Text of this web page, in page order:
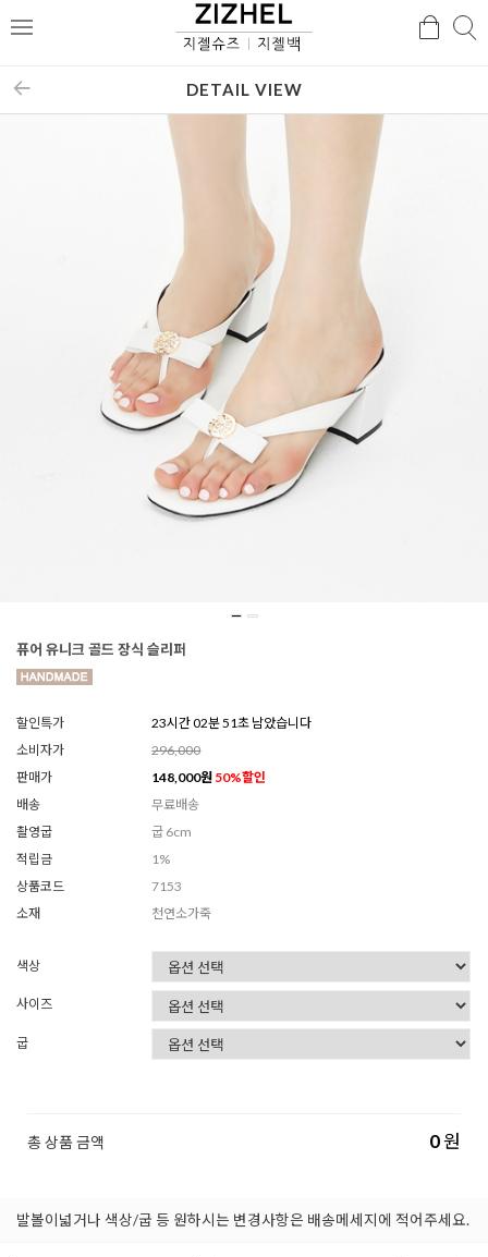
메
검
DETAIL VIEW
퓨어 유니크 골드 장식 슬리퍼
할인특가
23시간 02분 49초 남았습니다
소비자가
296,000
판매가
148,000원 50%할인
배송
무료배송
촬영굽
굽 6cm
적립금
1%
상품코드
7153
소재
천연소가죽
색상
사이즈
굽
총 상품 금액 0원
발볼이넓거나 색상/굽 등 원하시는 변경사항은 배송메세지에 적어주세요.